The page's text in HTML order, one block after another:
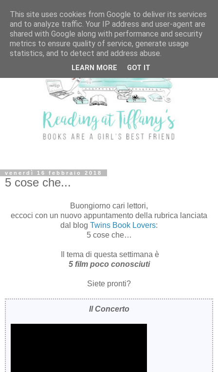
venerdì 16 febbraio 2018
5 cose che...
Buongiorno cari lettori,
eccoci con un nuovo appuntamento della rubrica lanciata
dal blog Twins Book Lovers:
5 cose che…
Il tema di questa settimana è
5 film poco conosciuti
Siete pronti?
Il Concerto
This site uses cookies from Google to deliver its services
and to analyze traffic. Your IP address and user-agent are
shared with Google along with performance and security
metrics to ensure quality of service, generate usage
statistics, and to detect and address abuse.
LEARN MORE GOT IT